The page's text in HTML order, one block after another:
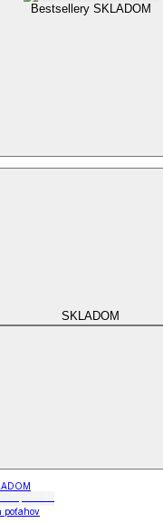
Bestsellery SKLADOM
SKLADOM
poťahov